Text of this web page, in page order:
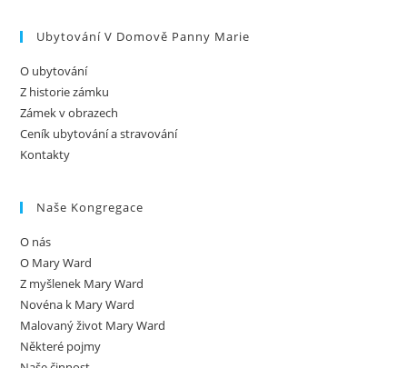
Ubytování V Domově Panny Marie
O ubytování
Z historie zámku
Zámek v obrazech
Ceník ubytování a stravování
Kontakty
Naše Kongregace
O nás
O Mary Ward
Z myšlenek Mary Ward
Novéna k Mary Ward
Malovaný život Mary Ward
Některé pojmy